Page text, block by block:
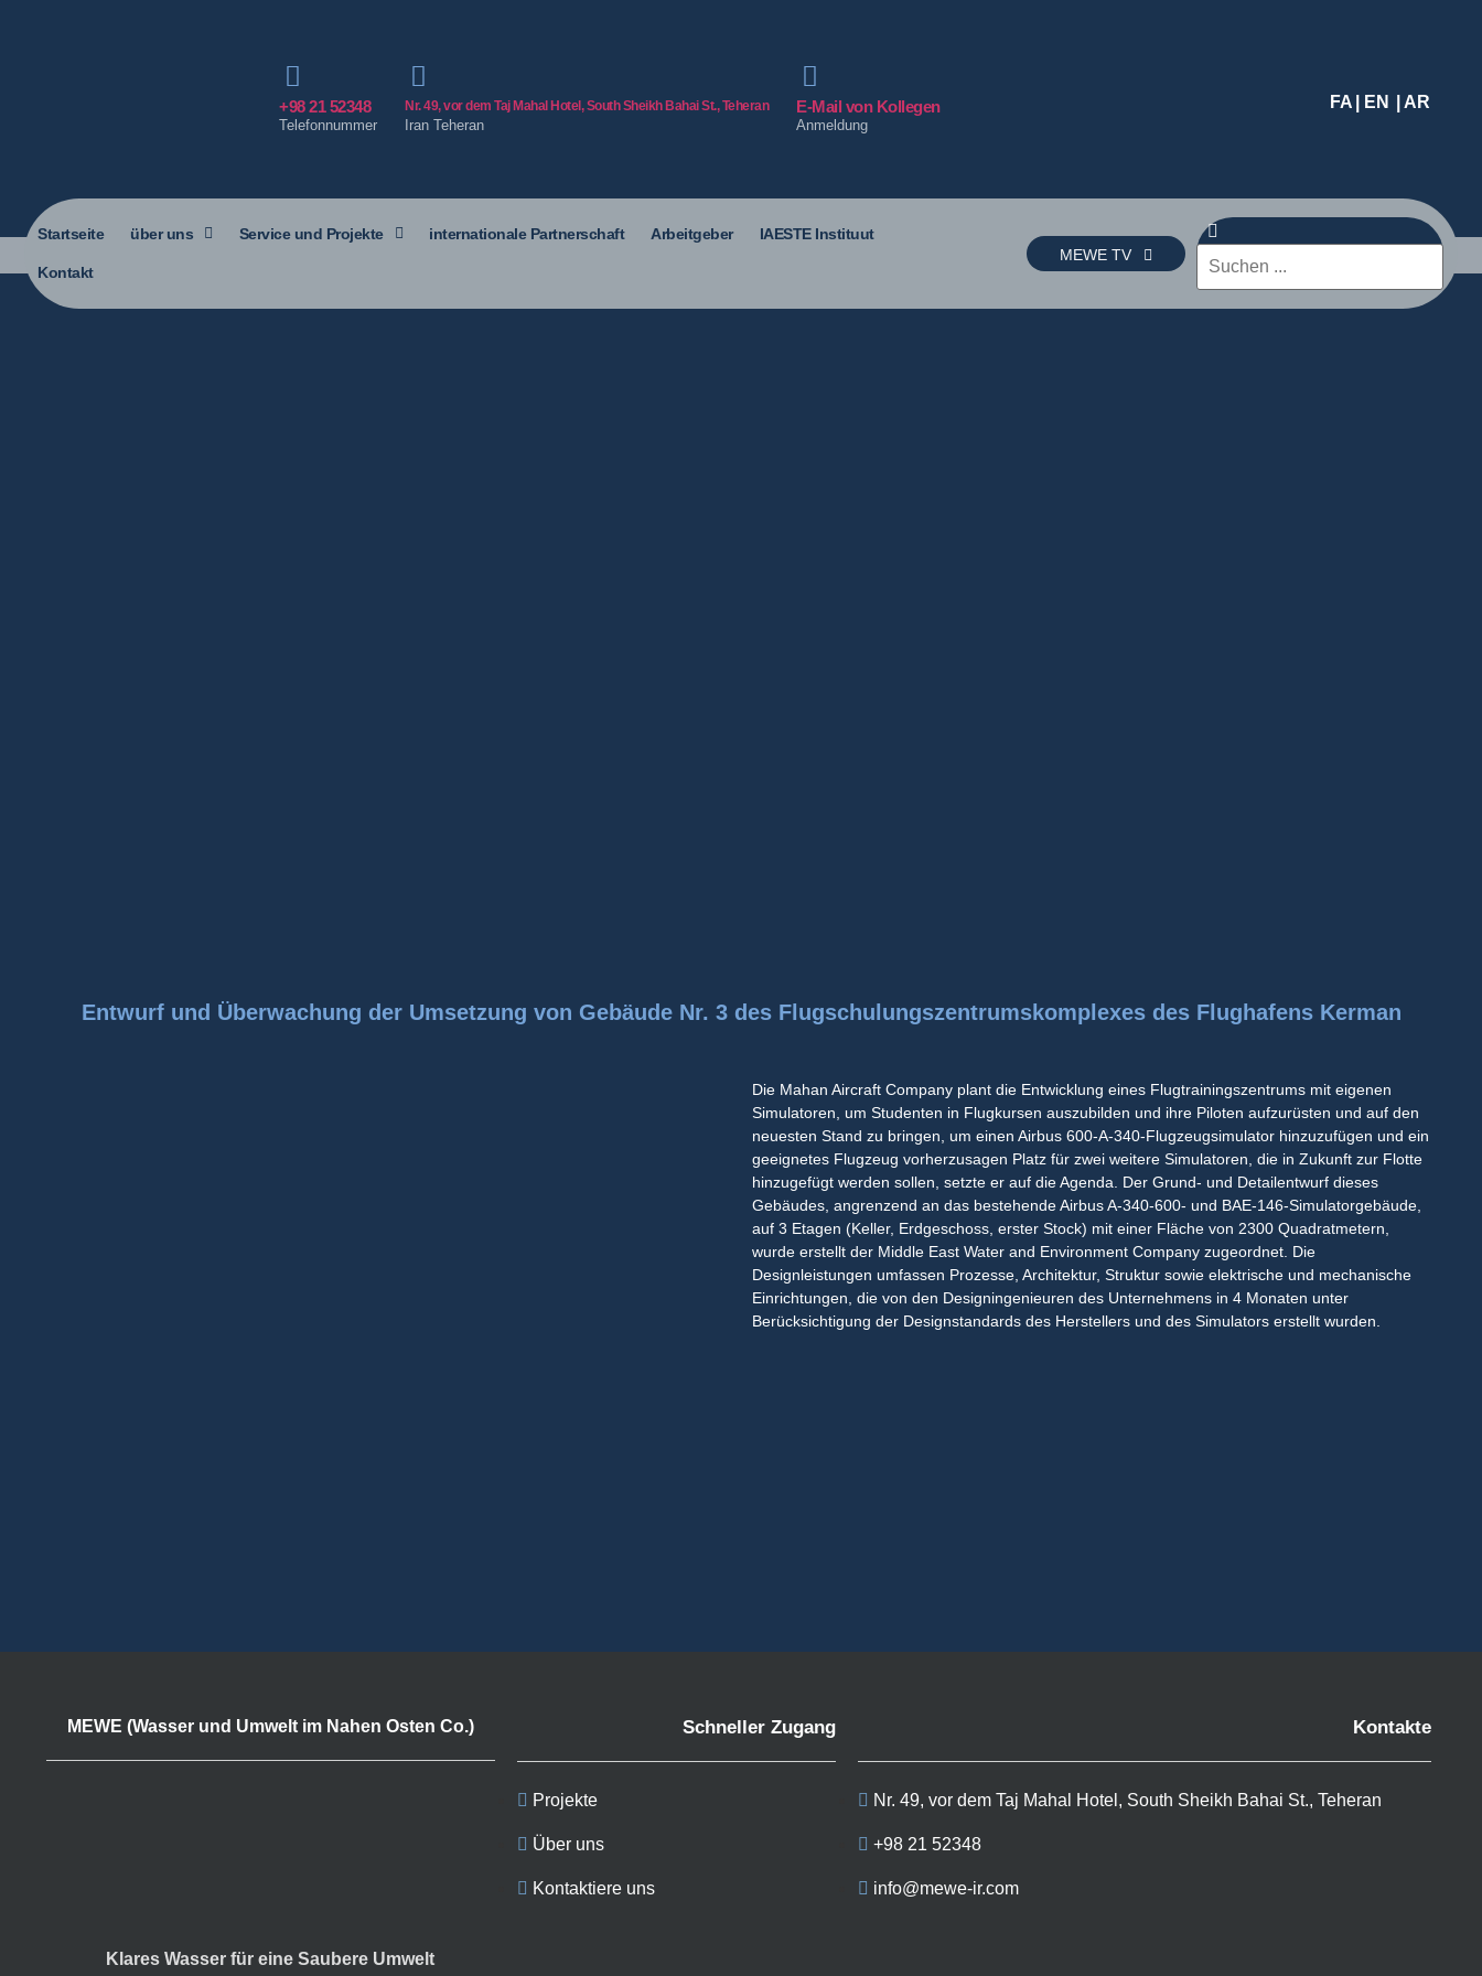
+98 21 52348
Telefonnummer
Nr. 49, vor dem Taj Mahal Hotel, South Sheikh Bahai St., Teheran
Iran Teheran
E-Mail von Kollegen
Anmeldung
FA | EN | AR
Startseite über uns Service und Projekte internationale Partnerschaft Arbeitgeber IAESTE Instituut
Kontakt
MEWE TV
Entwurf und Überwachung der Umsetzung von Gebäude Nr. 3 des Flugschulungszentrumskomplexes des Flughafens Kerman
Die Mahan Aircraft Company plant die Entwicklung eines Flugtrainingszentrums mit eigenen
Simulatoren, um Studenten in Flugkursen auszubilden und ihre Piloten aufzurüsten und auf den
neuesten Stand zu bringen, um einen Airbus 600-A-340-Flugzeugsimulator hinzuzufügen und ein
geeignetes Flugzeug vorherzusagen Platz für zwei weitere Simulatoren, die in Zukunft zur Flotte
hinzugefügt werden sollen, setzte er auf die Agenda. Der Grund- und Detailentwurf dieses
Gebäudes, angrenzend an das bestehende Airbus A-340-600- und BAE-146-Simulatorgebäude,
auf 3 Etagen (Keller, Erdgeschoss, erster Stock) mit einer Fläche von 2300 Quadratmetern,
wurde erstellt der Middle East Water and Environment Company zugeordnet. Die
Designleistungen umfassen Prozesse, Architektur, Struktur sowie elektrische und mechanische
Einrichtungen, die von den Designingenieuren des Unternehmens in 4 Monaten unter
Berücksichtigung der Designstandards des Herstellers und des Simulators erstellt wurden.
MEWE (Wasser und Umwelt im Nahen Osten Co.)
Klares Wasser für eine Saubere Umwelt
Schneller Zugang
Projekte
Über uns
Kontaktiere uns
Kontakte
Nr. 49, vor dem Taj Mahal Hotel, South Sheikh Bahai St., Teheran
+98 21 52348
info@mewe-ir.com